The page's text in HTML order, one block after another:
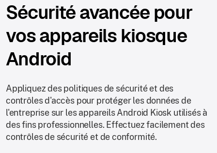
Sécurité avancée pour
vos appareils kiosque
Android
Appliquez des politiques de sécurité et des
contrôles d'accès pour protéger les données de
l'entreprise sur les appareils Android Kiosk utilisés à
des fins professionnelles. Effectuez facilement des
contrôles de sécurité et de conformité.